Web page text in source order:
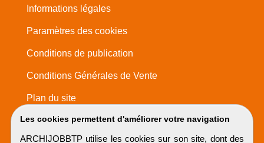
Les cookies permettent d'améliorer votre navigation
ARCHIJOBBTP utilise les cookies sur son site, dont des
Informations légales
Paramètres des cookies
Conditions de publication
Conditions Générales de Vente
Plan du site